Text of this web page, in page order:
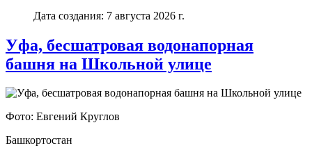
Дата создания: 7 августа 2026 г.
Уфа, бесшатровая водонапорная
башня на Школьной улице
Фото: Евгений Круглов
Башкортостан